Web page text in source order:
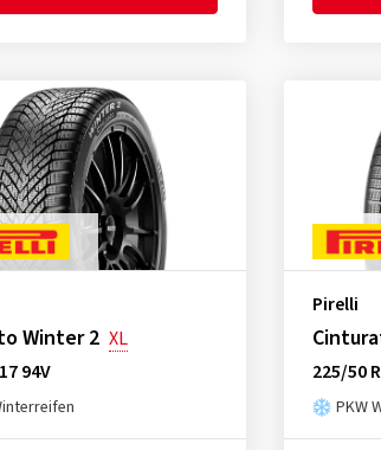
Winter 2 XL
94V
Pirelli
225/50
PKW